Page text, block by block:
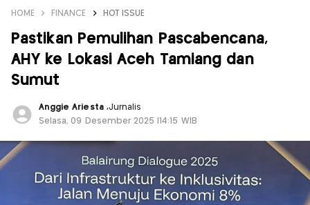
HOME FINANCE HOT ISSUE
Pastikan Pemulihan Pascabencana,
AHY ke Lokasi Aceh Tamiang dan
Sumut
Anggie Ariesta ,Jurnalis
Selasa, 09 Desember 2025 |14:15 WIB